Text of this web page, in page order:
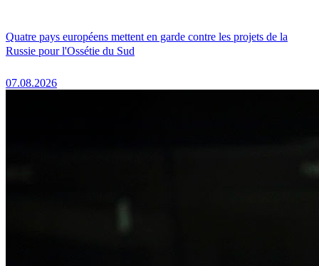
Quatre pays européens mettent en garde contre les projets de la
Russie pour l'Ossétie du Sud
07.08.2026